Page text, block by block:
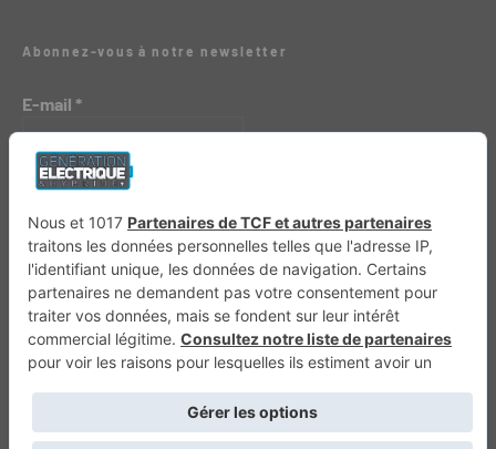
Abonnez-vous à notre newsletter
E-mail *
Génération 4×4 Génération Sans Permis VTTAE.fr FullAttack MX2K